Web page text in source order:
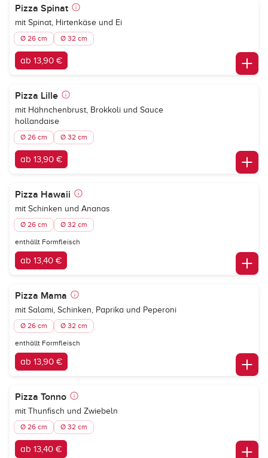
Pizza Spinat
mit Spinat, Hirtenkäse und Ei
Ø 26 cm Ø 32 cm
ab 13,90 €
Pizza Lille
mit Hähnchenbrust, Brokkoli und Sauce
hollandaise
Ø 26 cm Ø 32 cm
ab 13,90 €
Pizza Hawaii
mit Schinken und Ananas
Ø 26 cm Ø 32 cm
enthällt Formfleisch
ab 13,40 €
Pizza Mama
mit Salami, Schinken, Paprika und Peperoni
Ø 26 cm Ø 32 cm
enthällt Formfleisch
ab 13,90 €
Pizza Tonno
mit Thunfisch und Zwiebeln
Ø 26 cm Ø 32 cm
ab 13,40 €